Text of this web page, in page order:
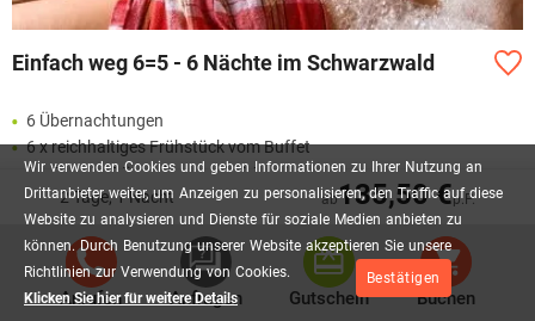
Wir verwenden Cookies und geben Informationen zu Ihrer Nutzung an
Drittanbieter weiter, um Anzeigen zu personalisieren, den Traffic auf diese
Website zu analysieren und Dienste für soziale Medien anbieten zu
können. Durch Benutzung unserer Website akzeptieren Sie unsere
Richtlinien zur Verwendung von Cookies.
Klicken Sie hier für weitere Details
Bestätigen
2 Tage, 1 Nacht ab135,50 €p.P.
Anrufen Anfragen Gutschein Buchen
Einfach weg 6=5 - 6 Nächte im Schwarzwald
6 Übernachtungen
6 x reichhaltiges Frühstück vom Buffet
1 x Flasche Mineralwasser bei Anreise
inkl. Nutzung von Schwimmbad und Sauna "Tannhüsli"
inkl. Leih-Bademantel und Saunatuch
inkl. Nutzung ÖPNV
Mehr lesen